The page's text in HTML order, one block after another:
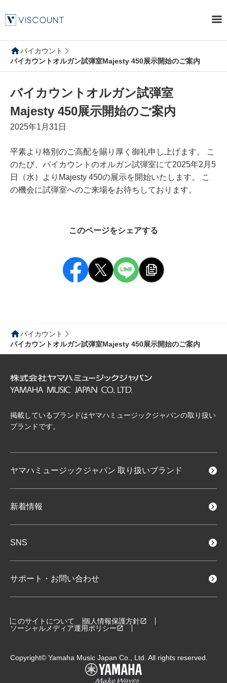
バイカウント
バイカウントオルガン試弾室Majesty 450展示開始のご案内
バイカウントオルガン試弾室
Majesty 450展示開始のご案内
2025年1月31日
平素より格別のご高配を賜り厚く御礼申し上げます。 こ
のたび、バイカウントのオルガン試弾室にて2025年2月5
日（水）よりMajesty 450の展示を開始いたします。 こ
の機会に試弾室へのご来場をお待ちしております。
このページをシェアする
バイカウント
バイカウントオルガン試弾室Majesty 450展示開始のご案内
掲載しているブランドはヤマハミュージックジャパンの取り扱い
ブランドです。
ヤマハミュージックジャパン 取り扱いブランド
新着情報
SNS
サポート・お問い合わせ
このサイトについて
個人情報保護方針
ソーシャルメディア運用ポリシー
Copyright© Yamaha Music Japan Co., Ltd. All rights reserved.